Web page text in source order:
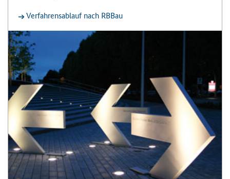
Verfahrensablauf nach RBBau